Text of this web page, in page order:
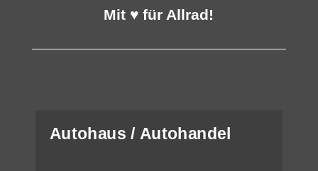
Mit ♥ für Allrad!
Autohaus / Autohandel